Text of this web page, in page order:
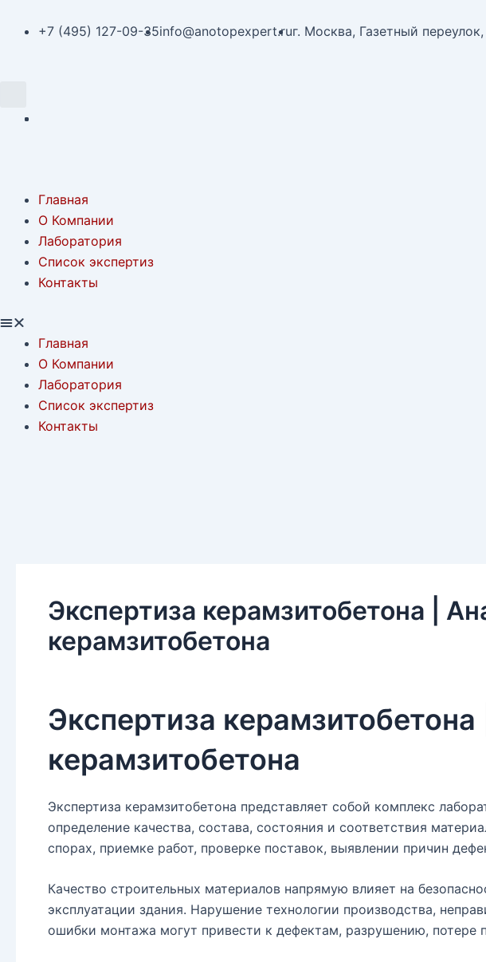
+7 (495) 127-09-35info@anotopexpert.ruг. Москва, Газетный
Главная
О Компании
Лаборатория
Список экспертиз
Контакты
Menu
Главная
О Компании
Лаборатория
Список экспертиз
Контакты
Экспертиза керамзитобетона |
керамзитобетона
Экспертиза
керамзитобетона
Экспертиза керамзитобетона представляет собой комплекс
определение качества, состава, состояния и соответствия
спорах, приемке работ, проверке поставок, выявлении причин
Качество строительных материалов напрямую влияет на
эксплуатации здания. Нарушение технологии производства,
ошибки монтажа могут привести к дефектам, разрушению,
по